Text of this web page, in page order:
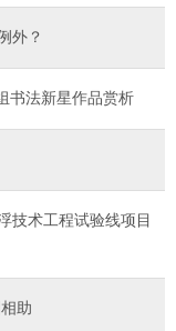
外？
书法新星作品赏析
技术工程试验线项目
助